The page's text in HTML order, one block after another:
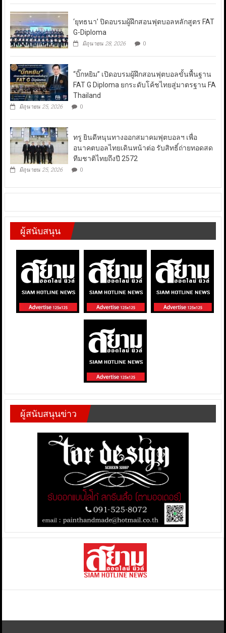
‘ยุทธนา’ ปิดอบรมผู้ฝึกสอนฟุตบอลหลักสูตร FAT
G-Diploma
มิถุนายน 28, 2026 0
“บิ๊กหยิม” เปิดอบรมผู้ฝึกสอนฟุตบอลขั้นพื้นฐาน
FAT G Diploma ยกระดับโค้ชไทยสู่มาตรฐาน FA
Thailand
มิถุนายน 25, 2026 0
ทรู ยินดีหนุนทางออกสมาคมฟุตบอลฯ เพื่อ
อนาคตบอลไทยเดินหน้าต่อ รับสิทธิ์ถ่ายทอดสด
ทีมชาติไทยถึงปี 2572
มิถุนายน 25, 2026 0
ผู้สนับสนุน
ผู้สนับสนุนข่าว